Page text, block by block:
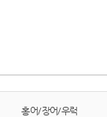
홍어/장어/우럭